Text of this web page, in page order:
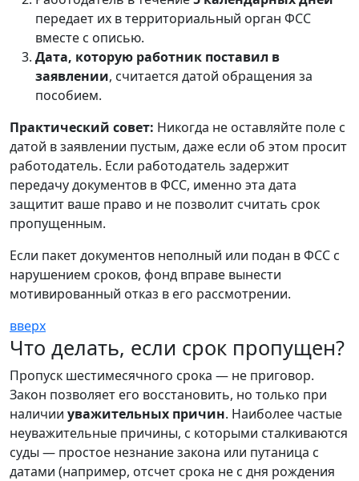
передает их в территориальный орган ФСС
вместе с описью.
Дата, которую работник поставил в
заявлении, считается датой обращения за
пособием.
Практический совет: Никогда не оставляйте поле с
датой в заявлении пустым, даже если об этом просит
работодатель. Если работодатель задержит
передачу документов в ФСС, именно эта дата
защитит ваше право и не позволит считать срок
пропущенным.
Если пакет документов неполный или подан в ФСС с
нарушением сроков, фонд вправе вынести
мотивированный отказ в его рассмотрении.
вверх
Что делать, если срок пропущен?
Пропуск шестимесячного срока — не приговор.
Закон позволяет его восстановить, но только при
наличии уважительных причин. Наиболее частые
неуважительные причины, с которыми сталкиваются
суды — простое незнание закона или путаница с
датами (например, отсчет срока не с дня рождения